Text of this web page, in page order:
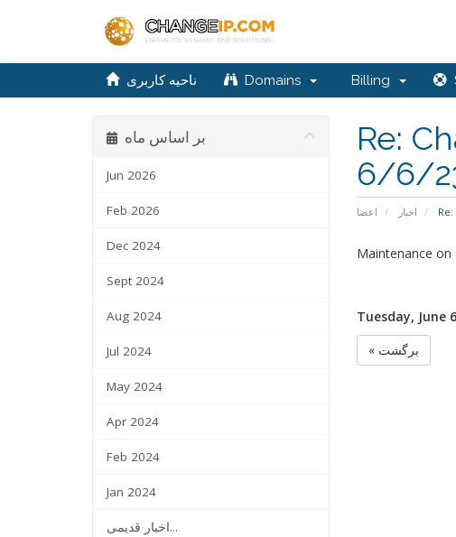
ناحیه کاربری Domains Billing
Re:
6/6/
اعضا اخبار
بر اساس ماه
Jun 2026
Feb 2026
Dec 2024
Sept 2024
Aug 2024
Jul 2024
May 2024
Apr 2024
Feb 2024
Jan 2024
اخبار قدیمی...
Maintenance on
Tuesday, June
« برگشت